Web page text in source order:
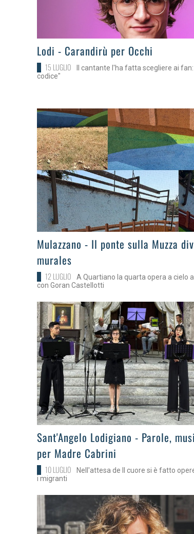
>Lodi - Carandirù per Occhi
15 LUGLIO
Il cantante l'ha fatta scegliere ai
codice"
>Mulazzano - Il ponte sulla Muzza
murales
12 LUGLIO
A Quartiano la quarta opera a cielo
con Goran Castellotti
>
Sant'Angelo Lodigiano - Parole,
per Madre Cabrini
10 LUGLIO
Nell'attesa de Il cuore si è fatto
i migranti